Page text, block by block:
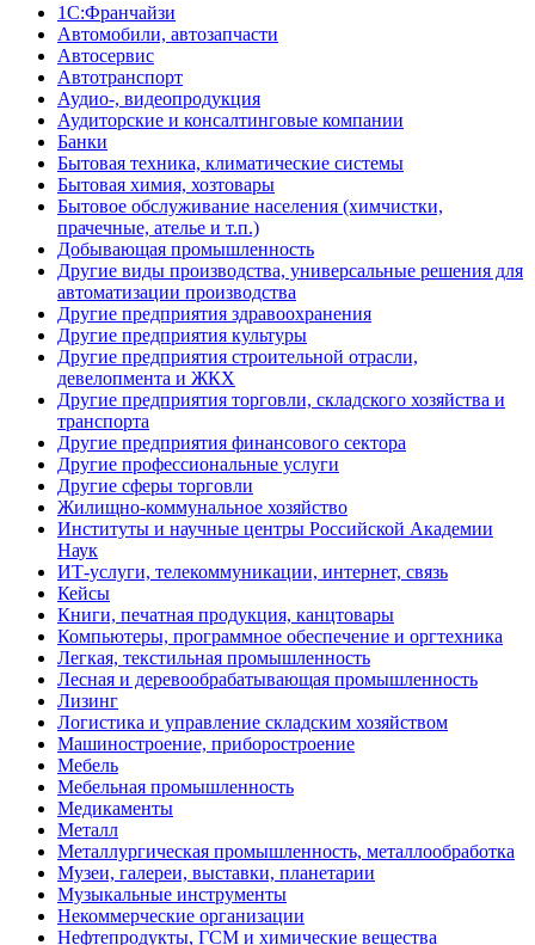
1С:Франчайзи
Автомобили, автозапчасти
Автосервис
Автотранспорт
Аудио-, видеопродукция
Аудиторские и консалтинговые компании
Банки
Бытовая техника, климатические системы
Бытовая химия, хозтовары
Бытовое обслуживание населения (химчистки,
прачечные, ателье и т.п.)
Добывающая промышленность
Другие виды производства, универсальные решения для
автоматизации производства
Другие предприятия здравоохранения
Другие предприятия культуры
Другие предприятия строительной отрасли,
девелопмента и ЖКХ
Другие предприятия торговли, складского хозяйства и
транспорта
Другие предприятия финансового сектора
Другие профессиональные услуги
Другие сферы торговли
Жилищно-коммунальное хозяйство
Институты и научные центры Российской Академии
Наук
ИТ-услуги, телекоммуникации, интернет, связь
Кейсы
Книги, печатная продукция, канцтовары
Компьютеры, программное обеспечение и оргтехника
Легкая, текстильная промышленность
Лесная и деревообрабатывающая промышленность
Лизинг
Логистика и управление складским хозяйством
Машиностроение, приборостроение
Мебель
Мебельная промышленность
Медикаменты
Металл
Металлургическая промышленность, металлообработка
Музеи, галереи, выставки, планетарии
Музыкальные инструменты
Некоммерческие организации
Нефтепродукты, ГСМ и химические вещества